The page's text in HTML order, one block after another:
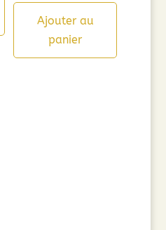
Ajouter au
panier